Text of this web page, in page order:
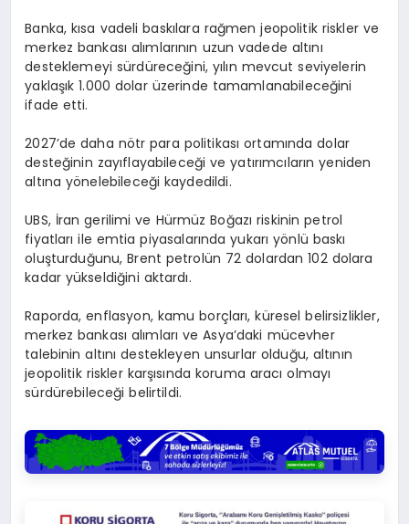
Banka, kısa vadeli baskılara rağmen jeopolitik riskler ve
merkez bankası alımlarının uzun vadede altını
desteklemeyi sürdüreceğini, yılın mevcut seviyelerin
yaklaşık 1.000 dolar üzerinde tamamlanabileceğini
ifade etti.
2027’de daha nötr para politikası ortamında dolar
desteğinin zayıflayabileceği ve yatırımcıların yeniden
altına yönelebileceği kaydedildi.
UBS, İran gerilimi ve Hürmüz Boğazı riskinin petrol
fiyatları ile emtia piyasalarında yukarı yönlü baskı
oluşturduğunu, Brent petrolün 72 dolardan 102 dolara
kadar yükseldiğini aktardı.
Raporda, enflasyon, kamu borçları, küresel belirsizlikler,
merkez bankası alımları ve Asya’daki mücevher
talebinin altını destekleyen unsurlar olduğu, altının
jeopolitik riskler karşısında koruma aracı olmayı
sürdürebileceği belirtildi.